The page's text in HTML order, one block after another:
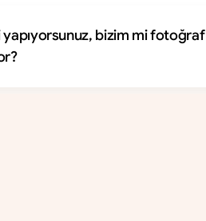
bizim mi fotoğraf